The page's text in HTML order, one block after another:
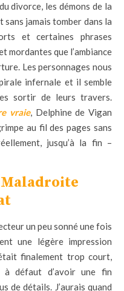
divorce, les démons de la
jamais tomber dans la
et certaines phrases
mordantes que l’ambiance
Les personnages nous
infernale et il semble
sortir de leurs travers.
vraie, Delphine de Vigan
au fil des pages sans
jusqu’à la fin –
Maladroite
un peu sonné une fois
une légère impression
finalement trop court,
défaut d’avoir une fin
de détails. J’aurais quand